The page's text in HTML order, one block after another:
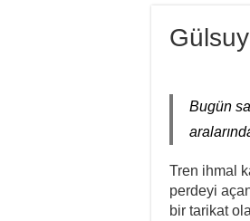
Bugün
Tren ihmal
perdeyi
bir tarikat